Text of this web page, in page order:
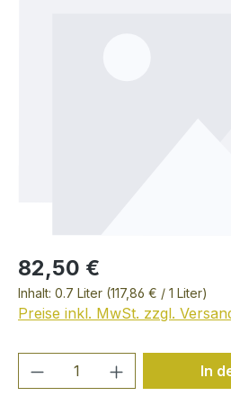
82,50 €
Inhalt: 0.7 Liter (117,86 € / 1 Liter)
Preise inkl. MwSt. zzgl.
Produkt Anzahl: Gib
In